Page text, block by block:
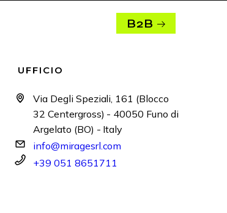
B2B
UFFICIO
Via Degli Speziali, 161 (Blocco
32 Centergross) - 40050 Funo di
Argelato (BO) - Italy
info@miragesrl.com
+39 051 8651711